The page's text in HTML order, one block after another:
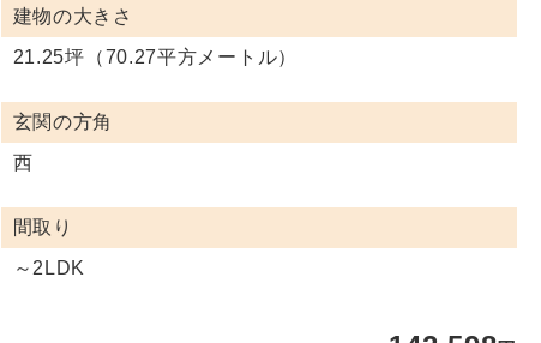
建物の大きさ
21.25坪（70.27平方メートル）
玄関の方角
西
間取り
～2LDK